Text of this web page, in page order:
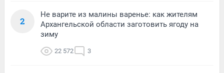
2
Не варите из малины варенье: как жителям
Архангельской области заготовить ягоду на
зиму
22 572 3